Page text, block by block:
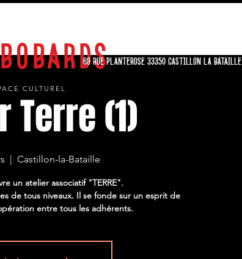
69 RUE PLANTEROSE 33350 CASTILLON LA BATAILLE
CULTUREL
Terre (1)
  |
Castillon-la-Bataille
un atelier associatif "TERRE".
de tous niveaux. Il se fonde sur un esprit de
entre tous les adhérents.